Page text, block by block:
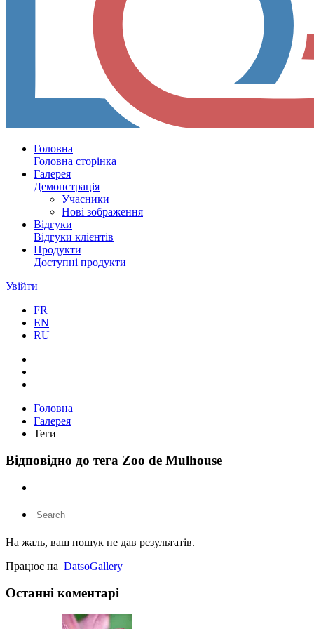
Головна
Головна сторінка
Галерея
Демонстрація
Учасники
Нові зображення
Відгуки
Відгуки клієнтів
Продукти
Доступні продукти
Увійти
FR
EN
RU
Головна
Галерея
Теги
Відповідно до тега Zoo de Mulhouse
На жаль, ваш пошук не дав результатів.
Працює на DatsoGallery
Останні коментарі